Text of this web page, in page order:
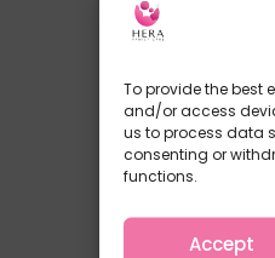
To provide the best
and/or access
us to process data
consenting or
functions.
Accept